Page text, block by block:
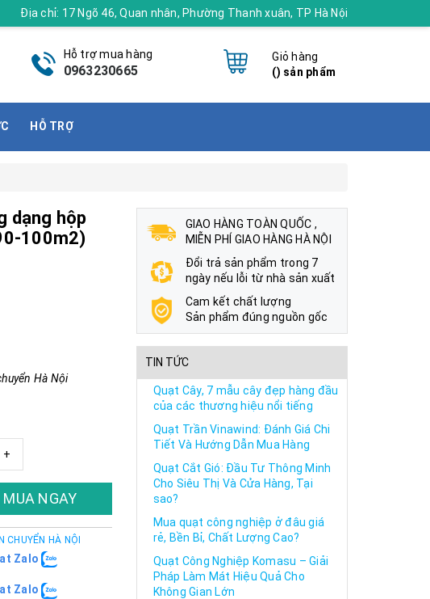
Địa chỉ: 17 Ngõ 46, Quan nhân, Phường Thanh xuân, TP Hà Nội
Hỗ trợ mua hàng
0963230665
Giỏ hàng
() sản phẩm
HỖ TRỢ
dạng hộp
100m2)
Hà Nội
+
MUA NGAY
CHUYỂN HÀ NỘI
Zalo
Zalo
GIAO HÀNG TOÀN QUỐC ,
MIỄN PHÍ GIAO HÀNG HÀ NỘI
Đổi trả sản phẩm trong 7
ngày nếu lỗi từ nhà sản xuất
Cam kết chất lượng
Sản phẩm đúng nguồn gốc
TIN TỨC
Quạt Cây, 7 mẫu cây đẹp hàng đầu
của các thương hiệu nổi tiếng
Quạt Trần Vinawind: Đánh Giá Chi
Tiết Và Hướng Dẫn Mua Hàng
Quạt Cắt Gió: Đầu Tư Thông Minh
Cho Siêu Thị Và Cửa Hàng, Tại
sao?
Mua quạt công nghiệp ở đâu giá
rẻ, Bền Bỉ, Chất Lượng Cao?
Quạt Công Nghiệp Komasu – Giải
Pháp Làm Mát Hiệu Quả Cho
Không Gian Lớn